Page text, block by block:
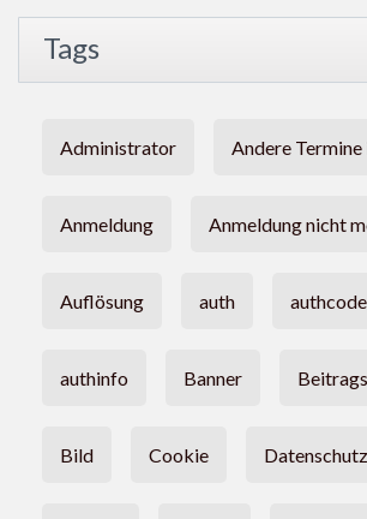
Tags
Administrator Andere
Anmeldung Anmeldung nicht
Auflösung auth authcode
authinfo Banner
Bild Cookie Datenschutz